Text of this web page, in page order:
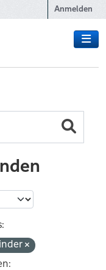
Anmelden